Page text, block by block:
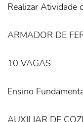
Realizar Atividade
ARMADOR DE
10 VAGAS
Ensino
AUXILIAR DE